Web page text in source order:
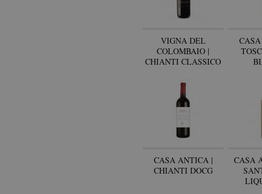
VIGNA DEL
COLOMBAIO |
CHIANTI CLASSICO
CASA ANTICA |
CHIANTI DOCG
CASA